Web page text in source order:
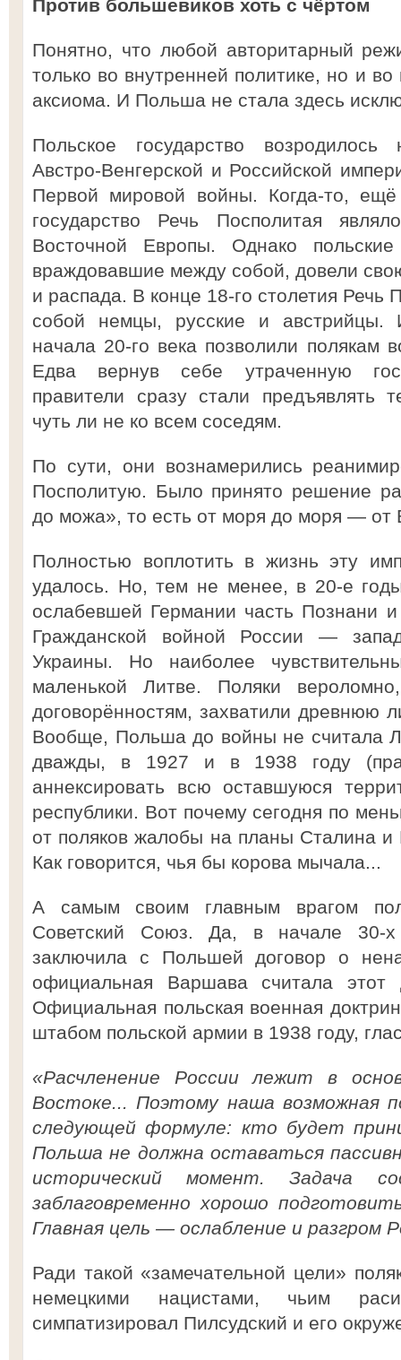
Против большевиков хоть с чёртом
Понятно, что любой авторитарный
только во внутренней политике, но и
аксиома. И Польша не стала здесь
Польское государство
Австро-Венгерской и Российской
Первой мировой войны. Когда-то,
государство Речь Посполитая
Восточной Европы. Однако польские
враждовавшие между собой, довели
и распада. В конце 18-го столетия
собой немцы, русские и австрийцы.
начала 20-го века позволили полякам
Едва вернув себе утраченную
правители сразу стали предъявлять
чуть ли не ко всем соседям.
По сути, они вознамерились
Посполитую. Было принято решение
до можа», то есть от моря до моря — от
Полностью воплотить в жизнь эту
удалось. Но, тем не менее, в 20-е
ослабевшей Германии часть Познани
Гражданской войной России —
Украины. Но наиболее
маленькой Литве. Поляки
договорённостям, захватили древнюю
Вообще, Польша до войны не считала
дважды, в 1927 и в 1938 году
аннексировать всю оставшуюся
республики. Вот почему сегодня по
от поляков жалобы на планы Сталина
Как говорится, чья бы корова мычала...
А самым своим главным врагом
Советский Союз. Да, в начале 30-
заключила с Польшей договор о
официальная Варшава считала этот
Официальная польская военная
штабом польской армии в 1938 году,
«Расчленение России лежит в
Востоке... Поэтому наша возможная
следующей формуле: кто будет
Польша не должна оставаться
исторический момент. Задача
заблаговременно хорошо
Главная цель — ослабление и разгром
Ради такой «замечательной цели»
немецкими нацистами, чьим
симпатизировал Пилсудский и его